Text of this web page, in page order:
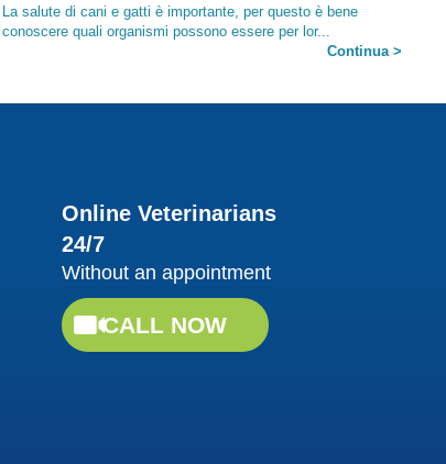
La salute di cani e gatti è importante, per questo è bene
conoscere quali organismi possono essere per lor...
Continua >
26/10/2017
Alimentazione per cani e gatti secondo
natura: la dieta BARF
Online Veterinarians
24/7
Without an appointment
CALL NOW